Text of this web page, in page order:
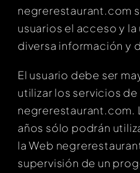
negrerestaurant.com
usuarios el acceso y
diversa información y
El usuario debe ser
utilizar los servicios de
negrerestaurant.com.
años sólo podrán
la Web
supervisión de un